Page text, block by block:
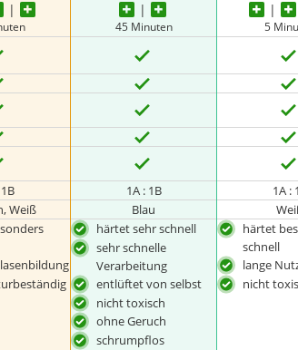
45 Minuten 5
1A : 1B 1A :
Weiß Blau
härtet sehr schnell
sehr schnelle
Verarbeitung
entlüftet von selbst
nicht toxisch
ohne Geruch
schrumpflos
härtet
schnell
lange
nicht